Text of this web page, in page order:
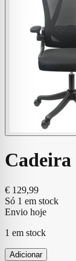
€ 129,99
Só 1 em stock
Envio hoje
1 em stock
Adicionar